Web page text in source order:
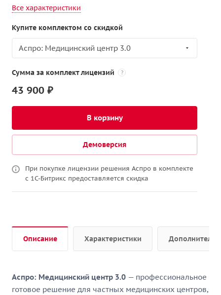
Все характеристики
Купите комплектом со скидкой
Аспро: Медицинский центр 3.0
Сумма за комплект лицензий ?
43 900 ₽
В корзину
Демоверсия
При покупке лицензии решения Аспро в комплекте
с 1С-Битрикс предоставляется скидка
Описание Характеристики
Аспро: Медицинский центр 3.0 — профессиональное
готовое решение для частных медицинских центров,